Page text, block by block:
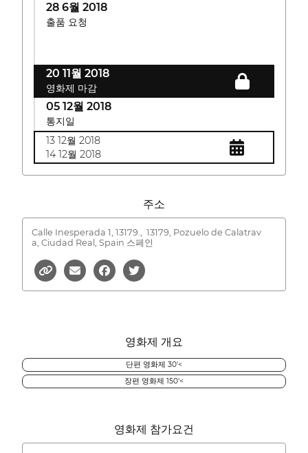
28 6월 2018
출품 요청
20 11월 2018
영화제 마감
05 12월 2018
통지일
13 12월 2018
14 12월 2018
주소
Calle Inesperada 1, 13179.,
13179, Pozuelo de Calatrav
a, Ciudad Real, Spain 스페인
영화제 개요
단편 영화제 30'<
장편 영화제 150'<
영화제 참가요건